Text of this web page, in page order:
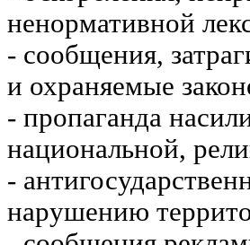
ненормативной
- сообщения,
и охраняемые
- пропаганда
национальной,
-
нарушению